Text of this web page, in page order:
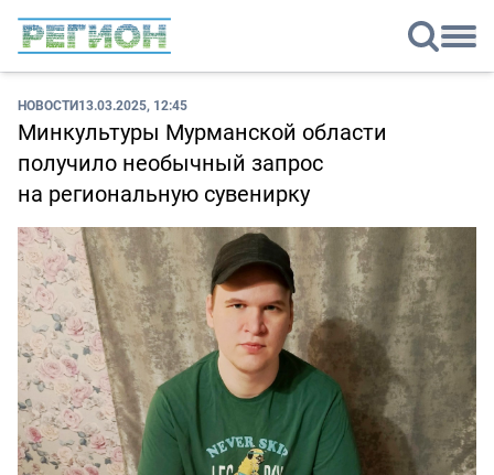
НОВОСТИ13.03.2025, 12:45
Минкультуры Мурманской области
получило необычный запрос
на региональную сувенирку